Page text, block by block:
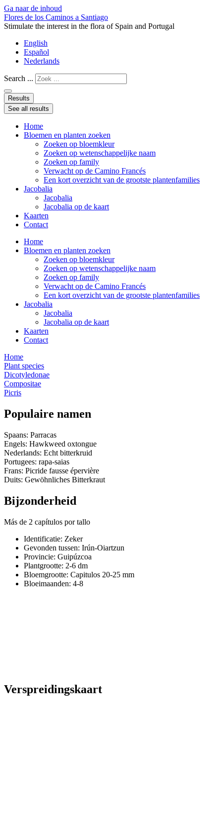
Ga naar de inhoud
Flores de los Caminos a Santiago
Stimulate the interest in the flora of Spain and Portugal
English
Español
Nederlands
Search ...
Results
See all results
Home
Bloemen en planten zoeken
Zoeken op bloemkleur
Zoeken op wetenschappelijke naam
Zoeken op family
Verwacht op de Camino Francés
Een kort overzicht van de grootste plantenfamilies
Jacobalia
Jacobalia
Jacobalia op de kaart
Kaarten
Contact
Home
Bloemen en planten zoeken
Zoeken op bloemkleur
Zoeken op wetenschappelijke naam
Zoeken op family
Verwacht op de Camino Francés
Een kort overzicht van de grootste plantenfamilies
Jacobalia
Jacobalia
Jacobalia op de kaart
Kaarten
Contact
Home
Plant species
Dicotyledonae
Compositae
Picris
Populaire namen
Spaans: Parracas
Engels: Hawkweed oxtongue
Nederlands: Echt bitterkruid
Portugees: rapa-saias
Frans: Picride fausse épervière
Duits: Gewöhnliches Bitterkraut
Bijzonderheid
Más de 2 capítulos por tallo
Identificatie: Zeker
Gevonden tussen: Irún-Oiartzun
Provincie: Guipúzcoa
Plantgrootte: 2-6 dm
Bloemgrootte: Capitulos 20-25 mm
Bloeimaanden: 4-8
Verspreidingskaart